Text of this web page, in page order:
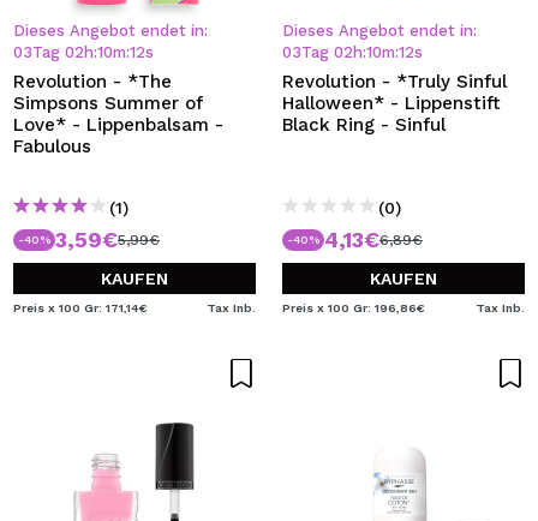
Dieses Angebot endet in:
03Tag 02 h:10m:12s
Revolution - *The
Simpsons Summer of
Love* - Lippenbalsam -
Fabulous
(1)
-40% 3,59€5,99€
KAUFEN
Preis x 100 Gr: 171,14€ Tax Inb.
Dieses Angebot endet in:
03Tag 02 h:10m:12s
Revolution - *Truly Sinful
Halloween* - Lippenstift
Black Ring - Sinful
(0)
-40% 4,13€6,89€
KAUFEN
Preis x 100 Gr: 196,86€ Tax Inb.